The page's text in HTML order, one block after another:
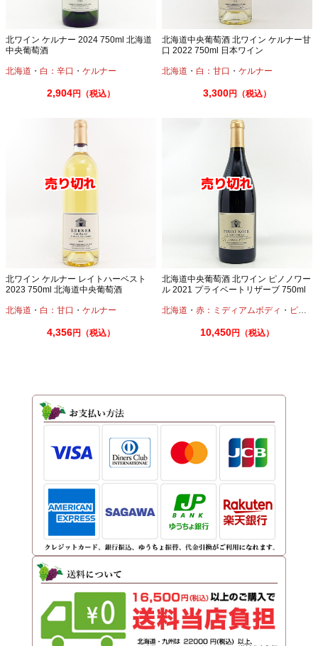
北ワイン ケルナー 2024 750ml 北海道
中央葡萄酒
北海道 ・ 白：辛口 ・ ケルナー
2,904円（税込）
北海道中央葡萄酒 北ワイン ケルナー甘
口 2022 750ml 日本ワイン
北海道 ・ 白：甘口 ・ケルナー
3,300円（税込）
北ワイン ケルナー レイトハーベスト
2023 750ml 北海道中央葡萄酒
北海道 ・ 白：甘口 ・ ケルナー
4,356円（税込）
北海道中央葡萄酒 北ワイン ピノノワー
ル 2021 プライベートリザーブ 750ml
北海道 ・赤：ミディアムボディ ・ ピノノワール
10,450円（税込）